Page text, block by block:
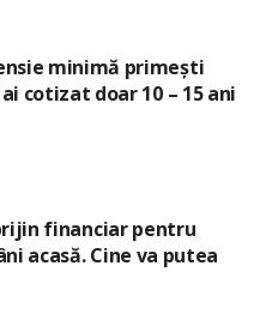
minimă primești
cotizat doar 10 – 15 ani
financiar pentru
acasă. Cine va putea